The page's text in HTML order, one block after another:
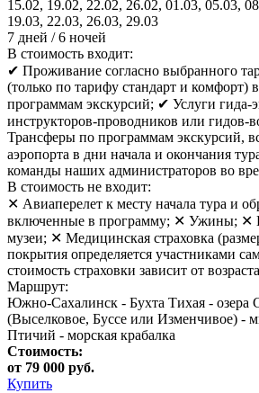
15.02, 19.02, 22.02, 26.02, 01.03, 05.03,
19.03, 22.03, 26.03, 29.03
7 дней / 6 ночей
В стоимость входит:
✔ Проживание согласно выбранного
(только по тарифу стандарт и комфорт)
программам экскурсий; ✔ Услуги гида-
инструкторов-проводников или гидов-
Трансферы по программам экскурсий,
аэропорта в дни начала и окончания
команды наших администраторов во
В стоимость не входит:
✕ Авиаперелет к месту начала тура и
включенные в программу; ✕ Ужины; ✕
музеи; ✕ Медицинская страховка
покрытия определяется участниками
стоимость страховки зависит от
Маршрут:
Южно-Сахалинск - Бухта Тихая - озера
(Выселковое, Буссе или Изменчивое) -
Птичий - морская крабалка
Стоимость:
от 79 000 руб.
Купить